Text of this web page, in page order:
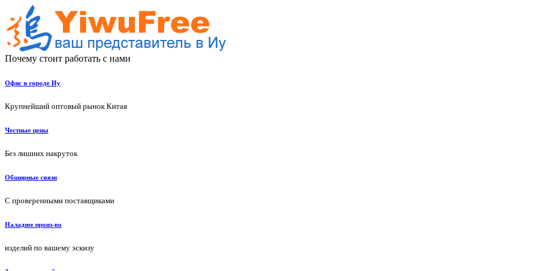
Почему стоит работать с нами
Офис в городе Иу
Крупнейший оптовый рынок Китая
Честные цены
Без лишних накруток
Обширные связи
С проверенными поставщиками
Наладим произ-во
изделий по вашему эскизу